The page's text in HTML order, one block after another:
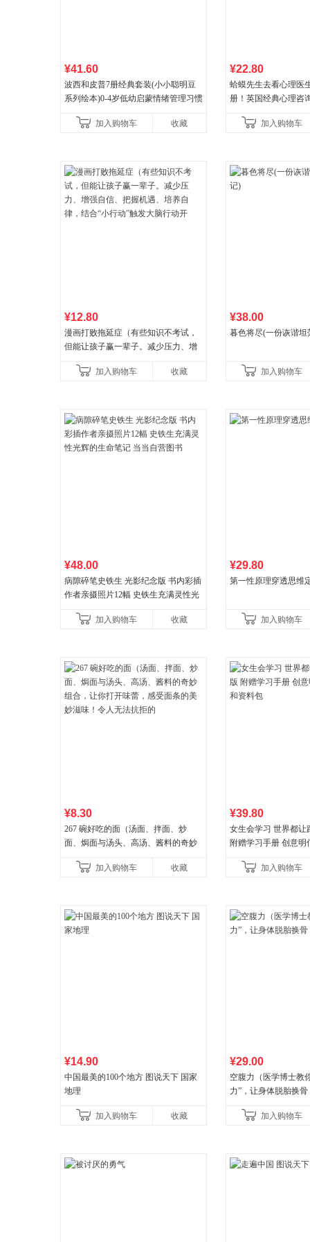
¥41.60
波西和皮普7册经典套装(小小聪明豆
系列绘本)0-4岁低幼启蒙情绪管理习惯
养好品质，发现快
加入购物车 收藏
¥22.80
蛤蟆先生去看心理医
册！英国经典心理咨
加入购物车
¥12.80
漫画打败拖延症（有些知识不考试，
但能让孩子赢一辈子。减少压力、增
合“小行动”触发大脑行动开
加入购物车 收藏
¥38.00
暮色将尽(一份诙谐坦
加入购物车
¥48.00
病隙碎笔史铁生 光影纪念版 书内彩插
作者亲摄照片12幅 史铁生充满灵性光
加入购物车
收藏
¥29.80
第一性原理穿透思维
加入购物车
¥8.30
267 碗好吃的面（汤面、拌面、炒
面、焗面与汤头、高汤、酱料的奇妙
妙滋味！令人无法抗拒的
加入购物车 收藏
¥39.80
女生会学习 世界都让
附赠学习手册 创意明
加入购物车
¥14.90
中国最美的100个地方 图说天下 国家
地理
加入购物车 收藏
¥29.00
空腹力（医学博士教
力”，让身体脱胎换骨
加入购物车